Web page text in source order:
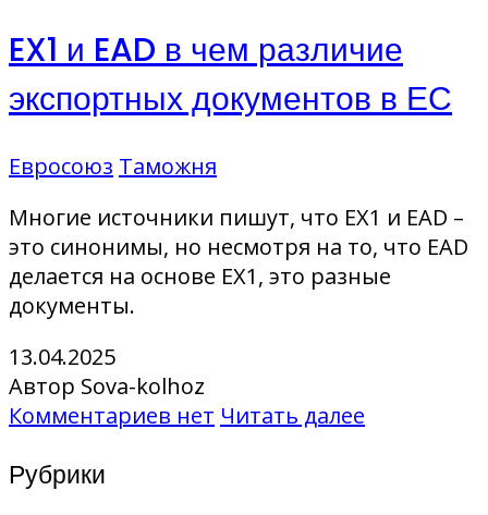
EX1 и EAD в чем различие
экспортных документов в ЕС
Евросоюз Таможня
Многие источники пишут, что EX1 и EAD –
это синонимы, но несмотря на то, что EAD
делается на основе EX1, это разные
документы.
13.04.2025
Автор Sova-kolhoz
Комментариев нет Читать далее
Рубрики